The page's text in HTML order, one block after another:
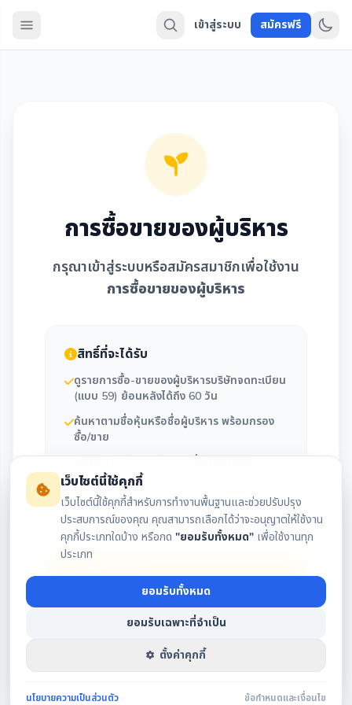
เข้าสู่ระบบ สมัครฟรี
การซื้อขายของผู้บริหาร
กรุณาเข้าสู่ระบบหรือสมัครสมาชิกเพื่อใช้งาน
การซื้อขายของผู้บริหาร
สิทธิ์ที่จะได้รับ
ดูรายการซื้อ-ขายของผู้บริหารบริษัทจดทะเบียน
(แบบ 59) ย้อนหลังได้ถึง 60 วัน
ค้นหาตามชื่อหุ้นหรือชื่อผู้บริหาร พร้อมกรอง
ซื้อ/ขาย
ติดตามประวัติการถือครองและซื้อขายของผู้
บริหารรายคน
เข้าสู่ระบบ
สมัครสมาชิก
เว็บไซต์นี้ใช้คุกกี้
เว็บไซต์นี้ใช้คุกกี้สำหรับการทำงานพื้นฐานและช่วยปรับปรุง
ประสบการณ์ของคุณ คุณสามารถเลือกได้ว่าจะอนุญาตให้ใช้งาน
คุกกี้ประเภทใดบ้าง หรือกด "ยอมรับทั้งหมด" เพื่อใช้งานทุก
ประเภท
ยอมรับทั้งหมด
ยอมรับเฉพาะที่จำเป็น
ตั้งค่าคุกกี้
นโยบายความเป็นส่วนตัว ข้อกำหนดและเงื่อนไข